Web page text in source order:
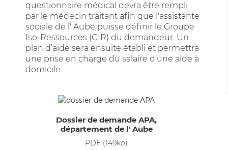
questionnaire médical devra être rempli
par le médecin traitant afin que l'assistante
sociale de l' Aube puisse définir le Groupe
Iso-Ressources (GIR) du demandeur. Un
plan d’aide sera ensuite établi et permettra
une prise en charge du salaire d’une aide à
domicile.
Dossier de demande APA,
département de l' Aube
PDF (149ko)